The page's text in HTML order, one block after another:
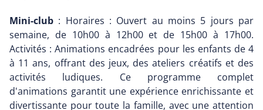
Mini-club : Horaires : Ouvert au moins 5 jours par
semaine, de 10h00 à 12h00 et de 15h00 à 17h00.
Activités : Animations encadrées pour les enfants de 4
à 11 ans, offrant des jeux, des ateliers créatifs et des
activités ludiques. Ce programme complet
d'animations garantit une expérience enrichissante et
divertissante pour toute la famille, avec une attention